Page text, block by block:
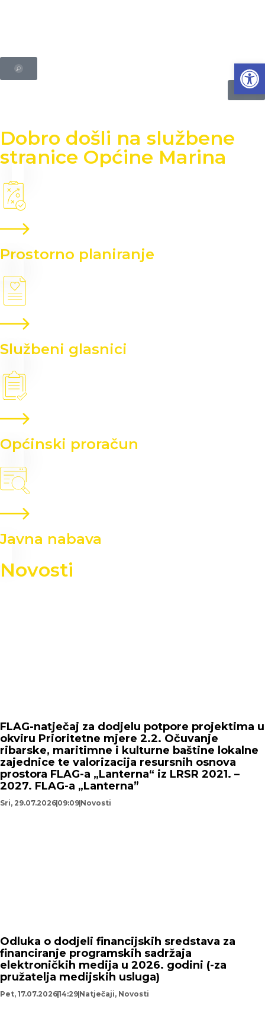
Dobro došli na službene
stranice Općine Marina
Prostorno planiranje
Službeni glasnici
Općinski proračun
Javna nabava
Novosti
FLAG-natječaj za dodjelu potpore projektima u
okviru Prioritetne mjere 2.2. Očuvanje
ribarske, maritimne i kulturne baštine lokalne
zajednice te valorizacija resursnih osnova
prostora FLAG-a „Lanterna“ iz LRSR 2021. –
2027. FLAG-a „Lanterna”
Sri, 29.07.2026 09:09 Novosti
Odluka o dodjeli financijskih sredstava za
financiranje programskih sadržaja
elektroničkih medija u 2026. godini (-za
pružatelja medijskih usluga)
Pet, 17.07.202614:29 Natječaji, Novosti